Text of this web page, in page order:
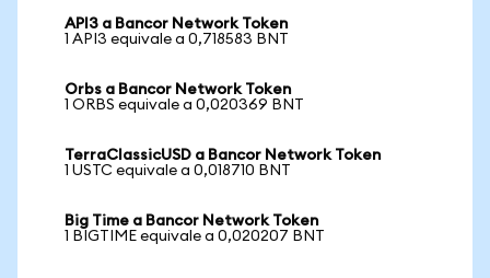
API3 a Bancor Network Token
1 API3 equivale a 0,718583 BNT
Orbs a Bancor Network Token
1 ORBS equivale a 0,020369 BNT
TerraClassicUSD a Bancor Network Token
1 USTC equivale a 0,018710 BNT
Big Time a Bancor Network Token
1 BIGTIME equivale a 0,020207 BNT